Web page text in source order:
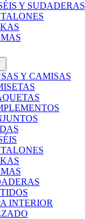
Y SUDADERAS
Y CAMISAS
INTERIOR